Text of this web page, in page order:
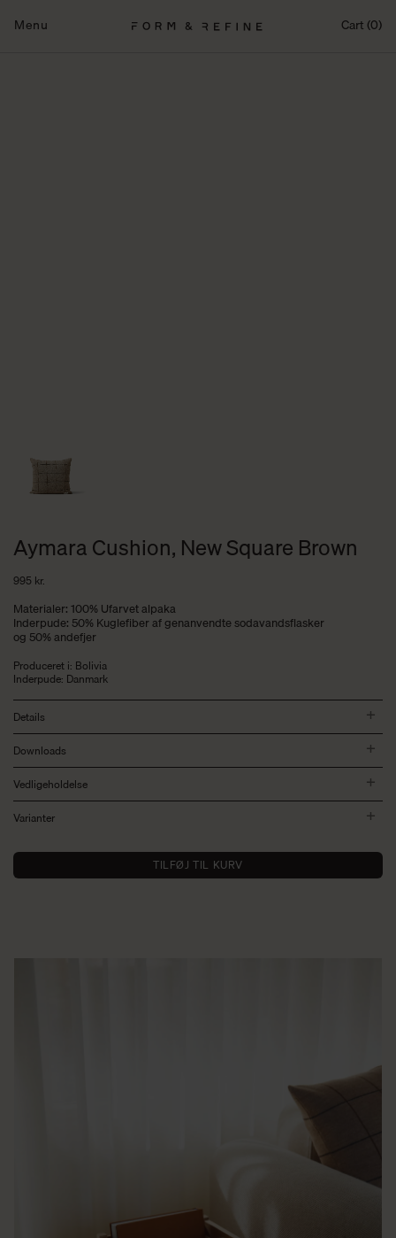
Menu Cart (0)
Aymara Cushion, New Square Brown
995 kr.
Materialer: 100% Ufarvet alpaka
Inderpude: 50% Kuglefiber af genanvendte sodavandsflasker
og 50% andefjer
Produceret i: Bolivia
Inderpude: Danmark
Details
Downloads
Vedligeholdelse
Varianter
TILFØJ TIL KURV